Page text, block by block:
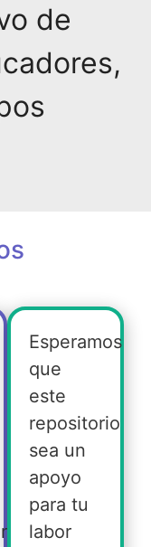
de
Esperamos
que
este
repositorio
sea un
apoyo
para tu
labor